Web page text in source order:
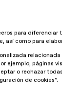
para diferenciar
así como para
ejemplo, páginas
o rechazar
de cookies”.